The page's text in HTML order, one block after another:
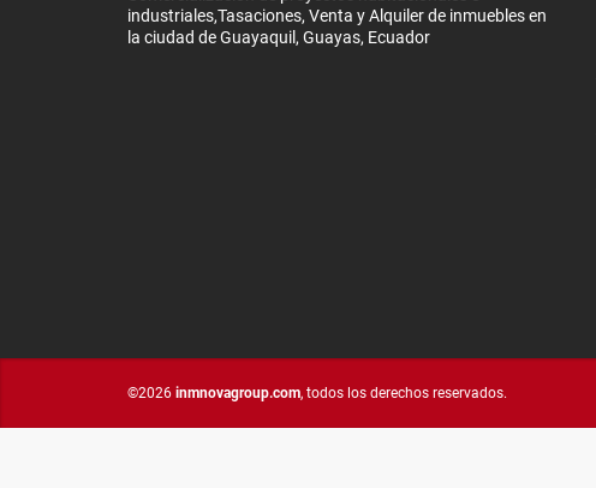
industriales,Tasaciones, Venta y Alquiler de inmuebles en
la ciudad de Guayaquil, Guayas, Ecuador
©2026 inmnovagroup.com, todos los derechos reservados.